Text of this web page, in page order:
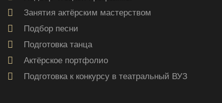
Занятия актёрским мастерством
Подбор песни
Подготовка танца
Актёрское портфолио
Подготовка к конкурсу в театральный ВУЗ